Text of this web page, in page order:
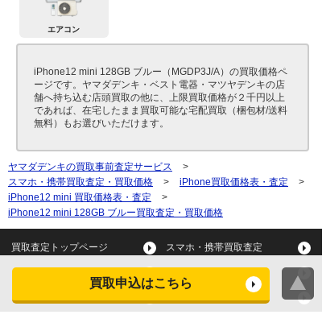
買取申込はこちら
エアコン
iPhone12 mini 128GB ブルー（MGDP3J/A）の買取価格ペ
ージです。ヤマダデンキ・ベスト電器・マツヤデンキの店
舗へ持ち込む店頭買取の他に、上限買取価格が２千円以上
であれば、在宅したまま買取可能な宅配買取（梱包材/送料
無料）もお選びいただけます。
ヤマダデンキの買取事前査定サービス
>
スマホ・携帯買取査定・買取価格
> iPhone買取価格表・査定
>
iPhone12 mini 買取価格表・査定
>
iPhone12 mini 128GB ブルー買取査定・買取価格
買取査定トップページ スマホ・携帯買取査定
タブレット買取査定
スマートウォッチ買取査定